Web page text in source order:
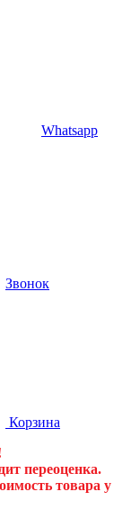
Whatsapp
Звонок
Корзина
переоценка.
товара у